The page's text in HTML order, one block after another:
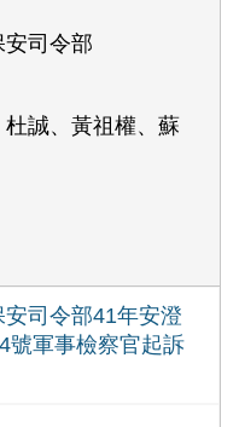
司令部
杜誠、黃祖權、蘇
司令部41年安澄
號軍事檢察官起訴